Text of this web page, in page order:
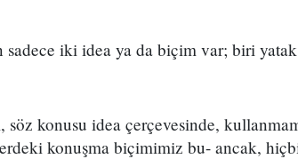
iki idea ya da biçim var; biri
söz konusu idea çerçevesinde,
konuşma biçimimiz bu- ancak,